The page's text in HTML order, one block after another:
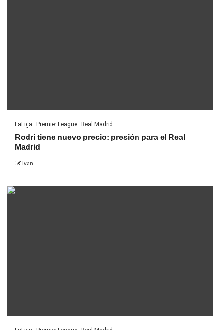
LaLiga Premier League Real Madrid
Rodri tiene nuevo precio: presión para el Real
Madrid
Ivan